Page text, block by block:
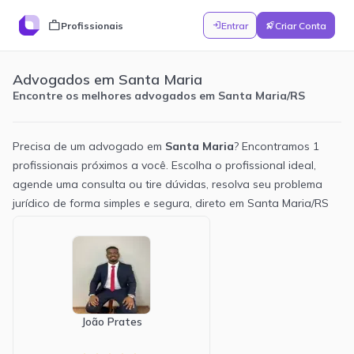
workProfissionais loginEntrar rocket_launchCriar Conta
Advogados em Santa Maria
Encontre os melhores advogados em Santa Maria/RS
Precisa de um advogado em Santa Maria? Encontramos 1
profissionais próximos a você. Escolha o profissional ideal,
agende uma consulta ou tire dúvidas, resolva seu problema
jurídico de forma simples e segura, direto em Santa Maria/RS
João Prates
v1.67/3/2026
Tema escuro
Adicionamos um tema escuro ao painel. Você pode
alterná-lo em Configurações → Aparência. Mudança
puramente visual, sem alteração de comportamento.